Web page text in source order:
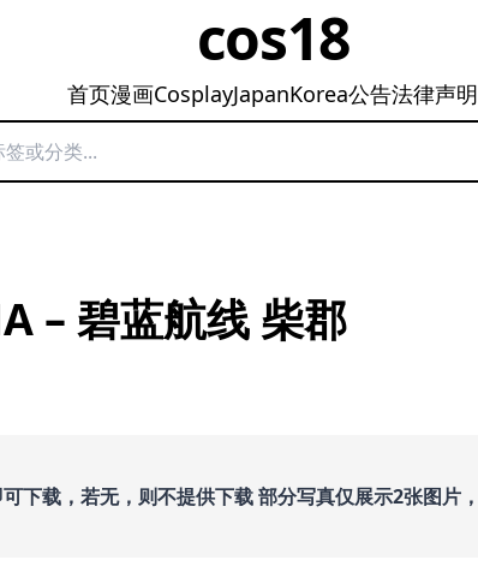
cos18
首页漫画CosplayJapanKorea公告法律声明
– 碧蓝航线 柴郡
下载，若无，则不提供下载 部分写真仅展示2张图片